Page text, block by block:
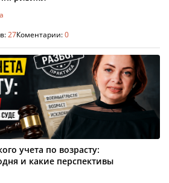
27Коментарии:0
учета по возрасту:
и какие перспективы